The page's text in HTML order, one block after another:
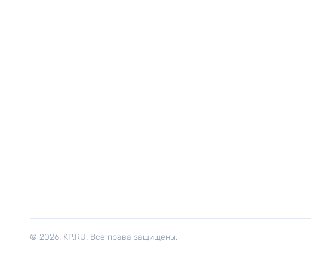
© 2026. KP.RU. Все права защищены.